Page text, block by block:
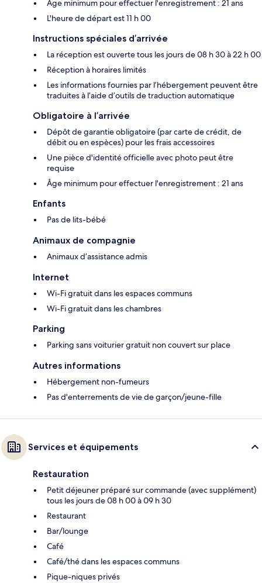
Âge minimum pour effectuer l'enregistrement : 21 ans
L'heure de départ est 11 h 00
Instructions spéciales d’arrivée
La réception est ouverte tous les jours de 08 h 30 à 22 h 00
Réception à horaires limités
Les informations fournies par l’hébergement peuvent être
traduites à l’aide d’outils de traduction automatique
Obligatoire à l’arrivée
Dépôt de garantie obligatoire (par carte de crédit, de
débit ou en espèces) pour les frais accessoires
Une pièce d'identité officielle avec photo peut être
requise
Âge minimum pour effectuer l'enregistrement : 21 ans
Enfants
Pas de lits-bébé
Animaux de compagnie
Animaux d’assistance admis
Internet
Wi-Fi gratuit dans les espaces communs
Wi-Fi gratuit dans les chambres
Parking
Parking sans voiturier gratuit non couvert sur place
Autres informations
Hébergement non-fumeurs
Pas d'enterrements de vie de garçon/jeune-fille
Services et équipements
Restauration
Petit déjeuner préparé sur commande (avec supplément)
tous les jours de 08 h 00 à 09 h 30
Restaurant
Bar/lounge
Café
Café/thé dans les espaces communs
Pique-niques privés